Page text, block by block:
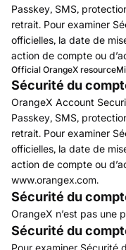
Passkey, SMS,
retrait. Pour examiner
officielles, la date de
action de compte ou
Official OrangeX resource
Sécurité du
OrangeX Account
Passkey, SMS,
retrait. Pour examiner
officielles, la date de
action de compte ou
www.orangex.com.
Sécurité du
OrangeX n’est pas une
Sécurité du
Pour examiner Sécurité